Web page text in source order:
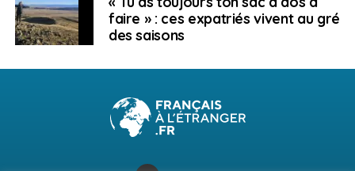
faire » : ces expatriés vivent au gré
des saisons